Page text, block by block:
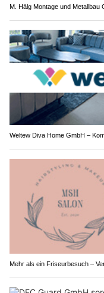
M. Hälg Montage und Metallbau
Weltew Diva Home GmbH –
Mehr als ein Friseurbesuch –